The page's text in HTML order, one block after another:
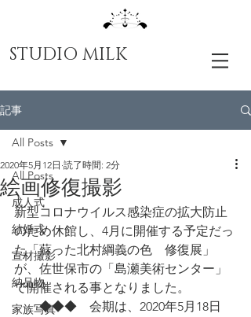
STUDIO MILK
記事
All Posts
成人式
結婚式
宣材撮影
納品物
家族写真
All Posts
絵画修復撮影
2020年5月12日 読了時間: 2分
新型コロナウイルス感染症の拡大防止
のため休館し、4月に開催する予定だっ
た「蘇った北村綱義の色　修復展」
が、佐世保市の「島瀬美術センター」
で開催される事となりました。
◆◆◆　会期は、2020年5月18日